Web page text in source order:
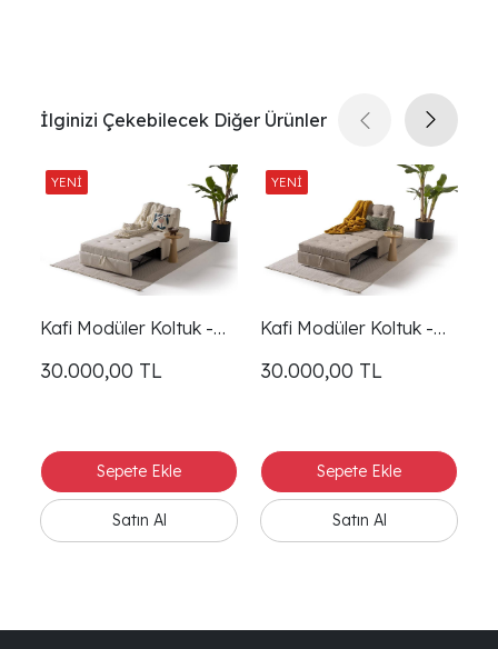
İlginizi Çekebilecek Diğer Ürünler
Kafi Modüler Koltuk -
30.000,00 TL
Kafi Modüler Koltuk -
30.000,00 TL